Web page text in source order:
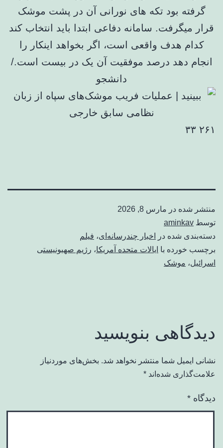
گرفته بود تکه های نورانی آن در پشت موشک
قرار میگرفت. سامانه دفاعی ابتدا باید انتخاب کند
کدام هدف واقعی است، اگر بخواهد اینکار را
انجام دهد درصد موفقیت آن یک در بیست است./
دانشجو
۲۶۱ ۳۳
منتشر شده در مارس 8, 2026
توسط aminkav
دسته‌بندی شده در
اخبار چندرسانه‌ای، فیلم
برچسب خورده با ایالات متحده آمریکا، رژیم صهیونیستی
اسرائیل، موشک
دیدگاهی بنویسید
نشانی ایمیل شما منتشر نخواهد شد. بخش‌های موردنیاز
علامت‌گذاری شده‌اند *
دیدگاه *